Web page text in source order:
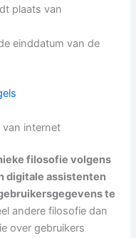
plaats van
einddatum van de
van internet
filosofie volgens
digitale assistenten
te
andere filosofie dan
over gebruikers